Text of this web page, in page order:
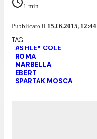
1 min
Pubblicato il 15.06.2015, 12:44
ASHLEY COLE
ROMA
MARBELLA
EBERT
SPARTAK MOSCA